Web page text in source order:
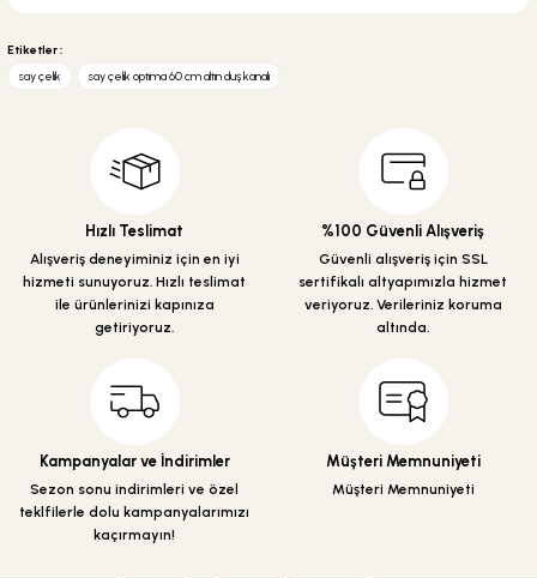
yetersiz gördüğünüz noktaları öneri formunu kullanarak tarafımıza
Görüş ve önerileriniz için teşekkür ederiz.
Ürün resmi kalitesiz, bozuk veya görüntülenemiyor.
Ürün açıklamasında eksik bilgiler bulunuyor.
Ürün fiyatı diğer sitelerden daha pahalı.
Bu ürüne benzer farklı alternatifler olmalı.
Etiketler :
say çelik
say çelik optima 60 cm altın duş kanalı
Hızlı Teslimat
Alışveriş deneyiminiz için en iyi
hizmeti sunuyoruz. Hızlı teslimat
ile ürünlerinizi kapınıza
getiriyoruz.
%100 Güvenli Alışveriş
Güvenli alışveriş için SSL
sertifikalı altyapımızla hizmet
veriyoruz. Verileriniz koruma
altında.
Kampanyalar ve İndirimler
Sezon sonu indirimleri ve özel
teklfilerle dolu kampanyalarımızı
kaçırmayın!
Müşteri Memnuniyeti
Müşteri Memnuniyeti